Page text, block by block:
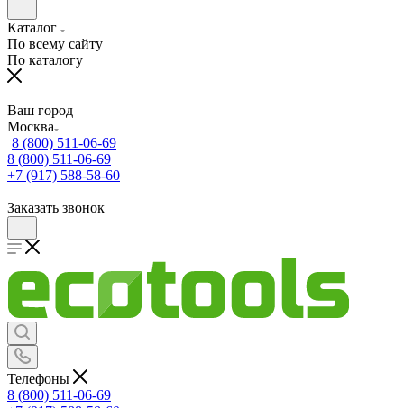
Каталог
По всему сайту
По каталогу
Ваш город
Москва
8 (800) 511-06-69
8 (800) 511-06-69
+7 (917) 588-58-60
Заказать звонок
Телефоны
8 (800) 511-06-69